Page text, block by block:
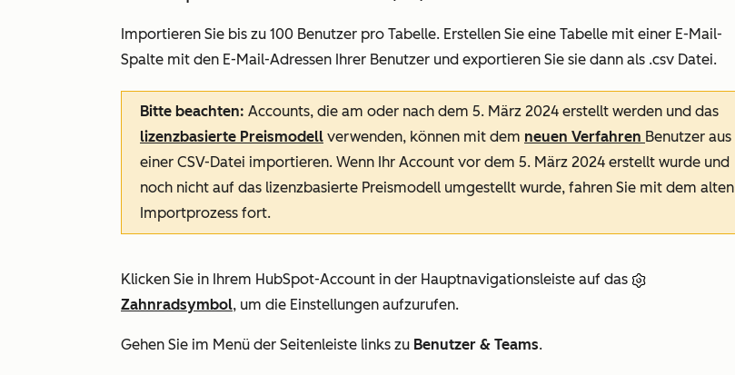
Importieren Sie bis zu 100 Benutzer pro Tabelle. Erstellen Sie eine Tabelle mit einer E-Mail-
Spalte mit den E-Mail-Adressen Ihrer Benutzer und exportieren Sie sie dann als .csv Datei.
Bitte beachten: Accounts, die am oder nach dem 5. März 2024 erstellt werden und das
lizenzbasierte Preismodell verwenden, können mit dem neuen Verfahren Benutzer aus
einer CSV-Datei importieren. Wenn Ihr Account vor dem 5. März 2024 erstellt wurde und
noch nicht auf das lizenzbasierte Preismodell umgestellt wurde, fahren Sie mit dem alten
Importprozess fort.
Klicken Sie in Ihrem HubSpot-Account in der Hauptnavigationsleiste auf das
Zahnradsymbol, um die Einstellungen aufzurufen.
Gehen Sie im Menü der Seitenleiste links zu Benutzer & Teams.